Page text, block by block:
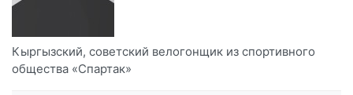
Кыргызский, советский велогонщик из спортивного
общества «Спартак»